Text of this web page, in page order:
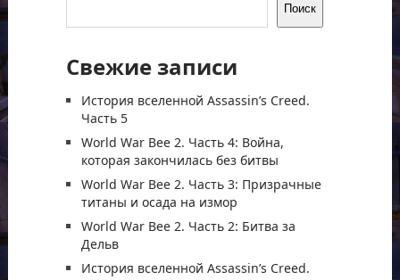
Поиск
Свежие записи
История вселенной Assassin’s Creed.
Часть 5
World War Bee 2. Часть 4: Война,
которая закончилась без битвы
World War Bee 2. Часть 3: Призрачные
титаны и осада на измор
World War Bee 2. Часть 2: Битва за
Дельв
История вселенной Assassin’s Creed.